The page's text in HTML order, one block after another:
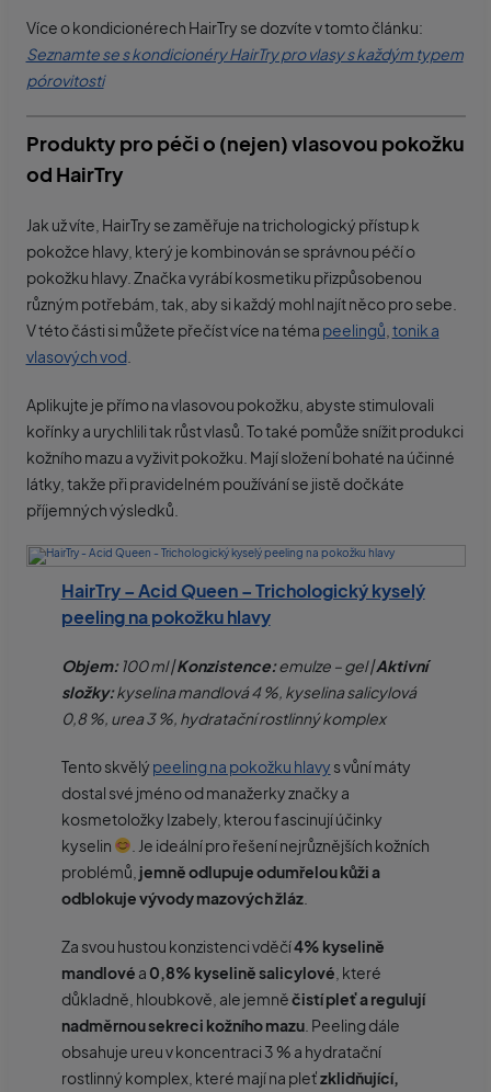
Více o kondicionérech HairTry se dozvíte v tomto článku:
Seznamte se s kondicionéry HairTry pro vlasy s každým typem
pórovitosti
Produkty pro péči o (nejen) vlasovou pokožku
od HairTry
Jak už víte, HairTry se zaměřuje na trichologický přístup k
pokožce hlavy, který je kombinován se správnou péčí o
pokožku hlavy. Značka vyrábí kosmetiku přizpůsobenou
různým potřebám, tak, aby si každý mohl najít něco pro sebe.
V této části si můžete přečíst více na téma peelingů tonik a
vlasových vod.
Aplikujte je přímo na vlasovou pokožku, abyste stimulovali
kořínky a urychlili tak růst vlasů. To také pomůže snížit produkci
kožního mazu a vyživit pokožku. Mají složení bohaté na účinné
látky, takže při pravidelném používání se jistě dočkáte
příjemných výsledků.
HairTry – Acid Queen – Trichologický kyselý
peeling na pokožku hlavy
Objem:100 ml |Konzistence:emulze – gel |Aktivní
složky:kyselina mandlová 4 %, kyselina salicylová
0,8 %, urea 3 %, hydratační rostlinný komplex
Tento skvělý peeling na pokožku hlavy s vůní máty
dostal své jméno od manažerky značky a
kosmetoložky Izabely, kterou fascinují účinky
kyselin
. Je ideální pro řešení nejrůznějších kožních
problémů, jemně odlupuje odumřelou kůži a
odblokuje vývody mazových žláz.
Za svou hustou konzistenci vděčí4% kyselině
mandlové a 0,8% kyselině salicylové , které
důkladně, hloubkově, ale jemněčistí pleť a regulují
nadměrnou sekreci kožního mazu. Peeling dále
obsahuje ureu v koncentraci 3 % a hydratační
rostlinný komplex, které mají na pleťzklidňující,